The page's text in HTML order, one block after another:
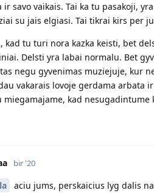
ir savo vaikais. Tai ka tu pasakoji,
su jais elgiasi. Tai tikrai kirs per
kad tu turi nora kazka keisti, bet
Delsti yra labai normalu. Bet
negu gyvenimas muziejuje, kur
vakarais lovoje gerdama arbata
miegamajame, kad nesugadintume
bir '20
aciu jums, perskaicius lyg dalis